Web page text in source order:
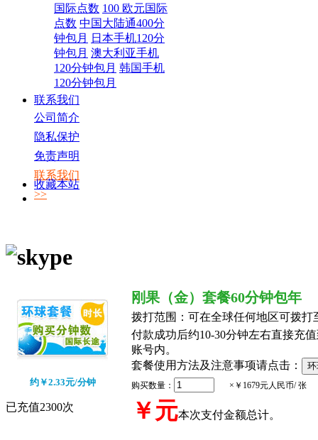
国际点数 100 欧元国际
点数 中国大陆通400分
钟包月
日本手机120分
钟包月 澳大利亚手机
120分钟包月 韩国手机
120分钟包月
联系我们
公司简介
隐私保护
免责声明
联系我们
>>
收藏本站
约￥2.33元/分钟
已充值2300次
刚果（金）套餐60分钟包年
拨打范围： 可在全球任何地区可拨打
付款成功后约10-30分钟左右直接充
账号内。
套餐使用方法及注意事项请点击：
购买数量： ×￥1679元人民币/ 张
￥元本次支付金额总计。